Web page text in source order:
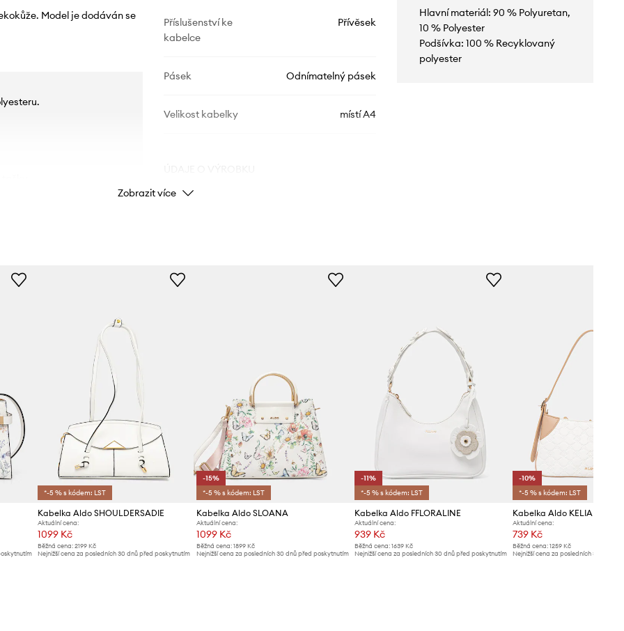
Model je dodáván se
Příslušenství ke
kabelce
Přívěsek
Pásek Odnímatelný pásek
Velikost kabelky místí A4
Značka
Hlavní materiál: 90 % Polyuretan,
10 % Polyester
Podšívka: 100 % Recyklovaný
polyester
Zobrazit více
*-5 % s kódem: LST
Kabelka Aldo SHOULDERSADIE
Aktuální cena:
1099 Kč
Běžná cena: 2199 Kč
Nejnižší cena za posledních 30 dnů před poskytnutím
-15%
*-5 % s kódem: LST
Kabelka Aldo SLOANA
Aktuální cena:
1099 Kč
Běžná cena: 1899 Kč
Nejnižší cena za posledních 30 dnů před poskytnutím
-11%
*-5 % s kódem: LST
Kabelka Aldo FFLORALINE
Aktuální cena:
939 Kč
Běžná cena:1639 Kč
Nejnižší cena za posledních 30 dnů před poskytnutím
-10%
*-5 % s kódem: LST
Kabelka Aldo KELIA
Aktuální cena:
739 Kč
Běžná cena: 1259 Kč
Nejnižší cena za posledních 30 dnů